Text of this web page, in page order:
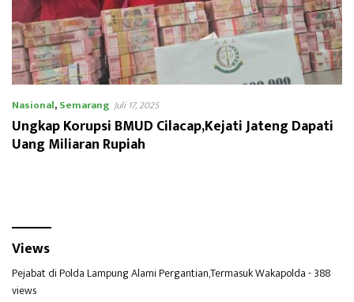
Nasional,Semarang Juli 17, 2025
Ungkap Korupsi BMUD Cilacap,Kejati Jateng Dapati
Uang Miliaran Rupiah
Views
Pejabat di Polda Lampung Alami Pergantian,Termasuk Wakapolda- 388
views